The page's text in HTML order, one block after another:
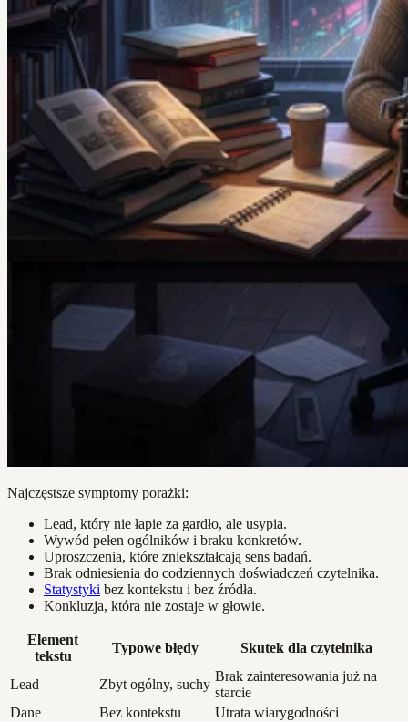
Najczęstsze symptomy porażki:
Lead, który nie łapie za gardło, ale usypia.
Wywód pełen ogólników i braku konkretów.
Uproszczenia, które zniekształcają sens badań.
Brak odniesienia do codziennych doświadczeń czytelnika.
Statystyki bez kontekstu i bez źródła.
Konkluzja, która nie zostaje w głowie.
Element
tekstu
Typowe błędy Skutek dla czytelnika
Lead Zbyt ogólny, suchy
Brak zainteresowania już na
starcie
Dane
Bez kontekstu
Utrata wiarygodności